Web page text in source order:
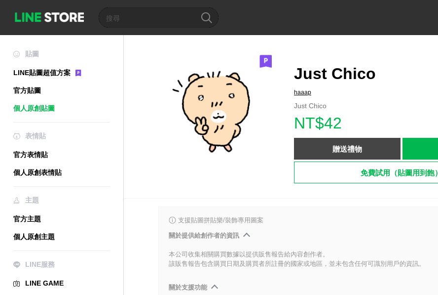
貼圖
LINE貼圖超值方案
官方貼圖
個人原創貼圖
表情貼
官方表情貼
個人原創表情貼
主題
官方主題
個人原創主題
LINE服務
LINE GAME
Just Chico
haaap
Just Chico
NT$42
贈送禮物
免費試用（貼圖用到飽）
支援貼圖拼貼樂/裝飾專用圖案
關於提供給創作者的資訊
本公司收集相關購買數據以提供販售報告給內容創作者。
該販售報告包含購買日期及購買者所註冊的國家或地區，並未包含任何可識別用戶的資訊。
關於支援功能